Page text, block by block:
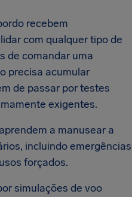
recebem
com qualquer tipo de
de comandar uma
precisa acumular
de passar por testes
exigentes.
a manusear a
incluindo emergências
forçados.
simulações de voo